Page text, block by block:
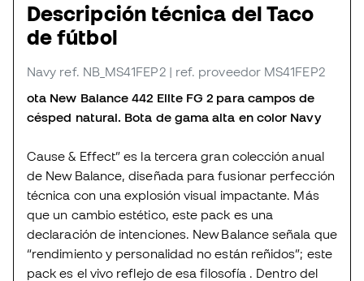
Descripción técnica del Taco
de fútbol
Navy ref. NB_MS41FEP2 | ref. proveedor MS41FEP2
ota New Balance 442 Elite FG 2 para campos de
césped natural. Bota de gama alta en color Navy
Cause & Effect” es la tercera gran colección anual
de New Balance, diseñada para fusionar perfección
técnica con una explosión visual impactante. Más
que un cambio estético, este pack es una
declaración de intenciones. New Balance señala que
“rendimiento y personalidad no están reñidos”; este
pack es el vivo reflejo de esa filosofía . Dentro del